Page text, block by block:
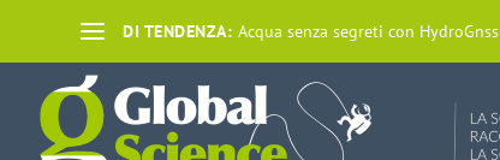
DI TENDENZA: Acqua senza segreti con HydroGnss